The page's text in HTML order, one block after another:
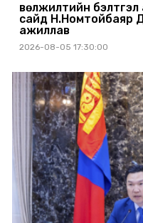
Өвөлжилтийн
сайд Н.Номтойбаяр
ажиллав
2026-08-05 17:30:00